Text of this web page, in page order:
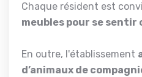
Chaque résident est
meubles pour se sentir
En outre, l'établissement
d’animaux de